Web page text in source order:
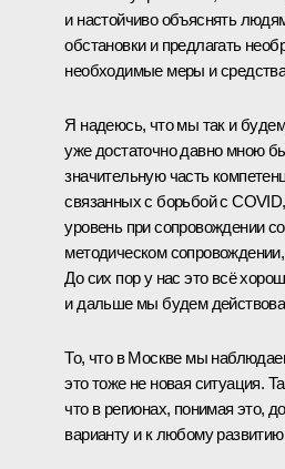
и настойчиво объяснять
обстановки и предлагать
необходимые меры и
Я надеюсь, что мы так и
уже достаточно давно мною
значительную часть
связанных с борьбой с
уровень при сопровождении
методическом
До сих пор у нас это всё
и дальше мы будем
То, что в Москве мы
это тоже не новая ситуация.
что в регионах, понимая это,
варианту и к любому